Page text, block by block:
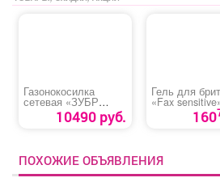
Газонокосилка
сетевая «ЗУБР
ГС-33-1310»10490 руб.
Гель для
«Fax
160
ПОХОЖИЕ ОБЪЯВЛЕНИЯ